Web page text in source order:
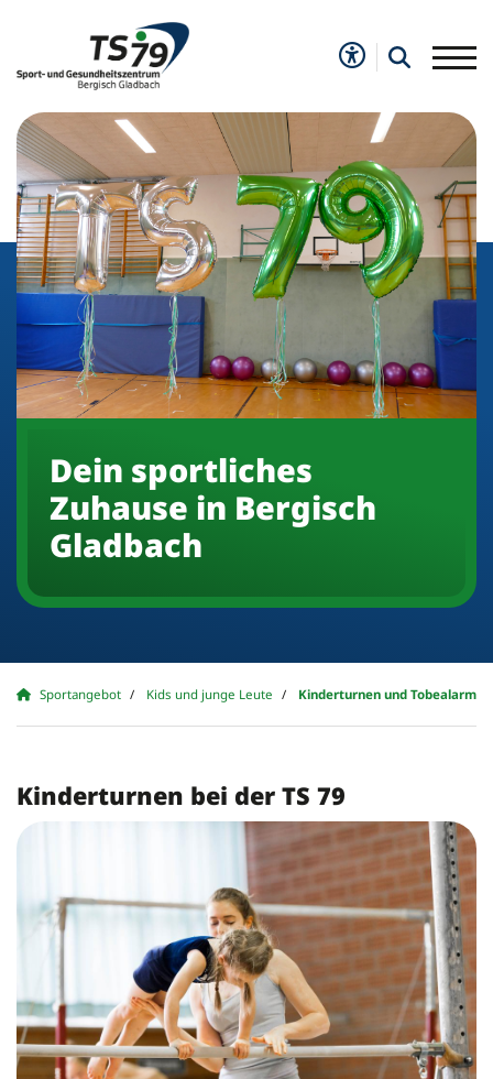
Dein sportliches
Zuhause in Bergisch
Gladbach
Sportangebot Kids und junge Leute Kinderturnen und Tobealarm
Kinderturnen bei der TS 79